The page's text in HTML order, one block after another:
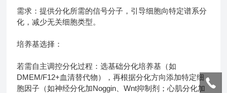
需求：提供分化所需的信号分子，引导细胞向特定谱系分
化，减少无关细胞类型。
培养基选择：
若需自主调控分化过程：选基础分化培养基（如
DMEM/F12+血清替代物），再根据分化方向添加特定细
胞因子（如神经分化加Noggin、Wnt抑制剂；心肌分化加